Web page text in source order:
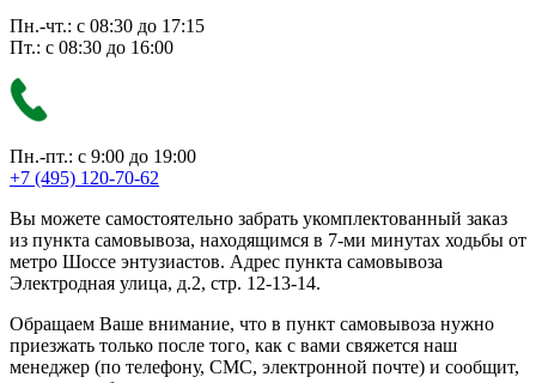
Пн.-чт.: с 08:30 до 17:15
Пт.: с 08:30 до 16:00
Пн.-пт.: с 9:00 до 19:00
+7 (495) 120-70-62
Вы можете самостоятельно забрать укомплектованный заказ
из пункта самовывоза, находящимся в 7-ми минутах ходьбы от
метро Шоссе энтузиастов. Адрес пункта самовывоза
Электродная улица, д.2, стр. 12-13-14.
Обращаем Ваше внимание, что в пункт самовывоза нужно
приезжать только после того, как с вами свяжется наш
менеджер (по телефону, СМС, электронной почте) и сообщит,